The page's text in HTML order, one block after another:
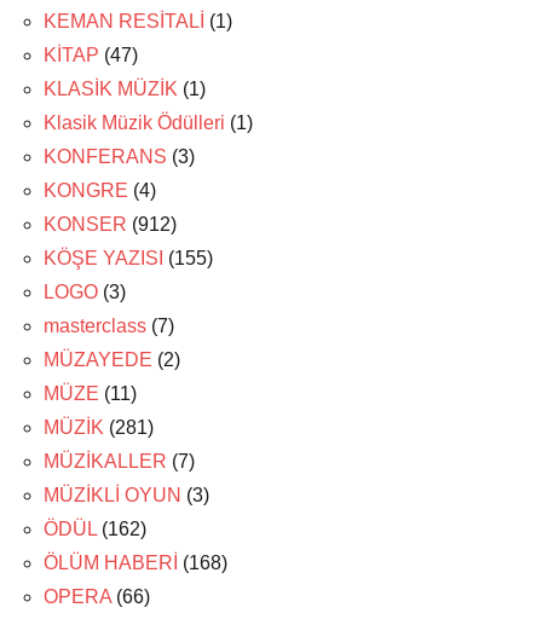
KEMAN RESİTALİ (1)
KİTAP (47)
KLASİK MÜZİK (1)
Klasik Müzik Ödülleri (1)
KONFERANS (3)
KONGRE (4)
KONSER (912)
KÖŞE YAZISI (155)
LOGO (3)
masterclass (7)
MÜZAYEDE (2)
MÜZE (11)
MÜZİK (281)
MÜZİKALLER (7)
MÜZİKLİ OYUN (3)
ÖDÜL (162)
ÖLÜM HABERİ (168)
OPERA (66)